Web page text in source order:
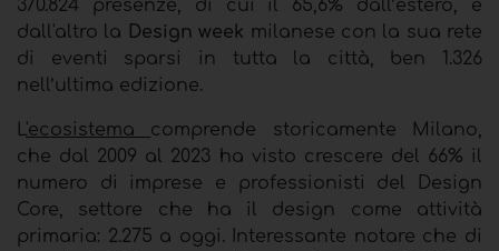
370.824 presenze, di cui il 65,6% dall’estero, e
dall'altro la
Design week milanese con la sua rete
di eventi sparsi in tutta la città, ben 1.326
nell’ultima edizione.
'ecosistema
comprende storicamente Milano,
che dal 2009 al 2023 ha visto crescere del 66% il
numero di imprese e professionisti del Design
Core, settore che ha il design come attività
primaria: 2.275 a oggi. Interessante notare che di